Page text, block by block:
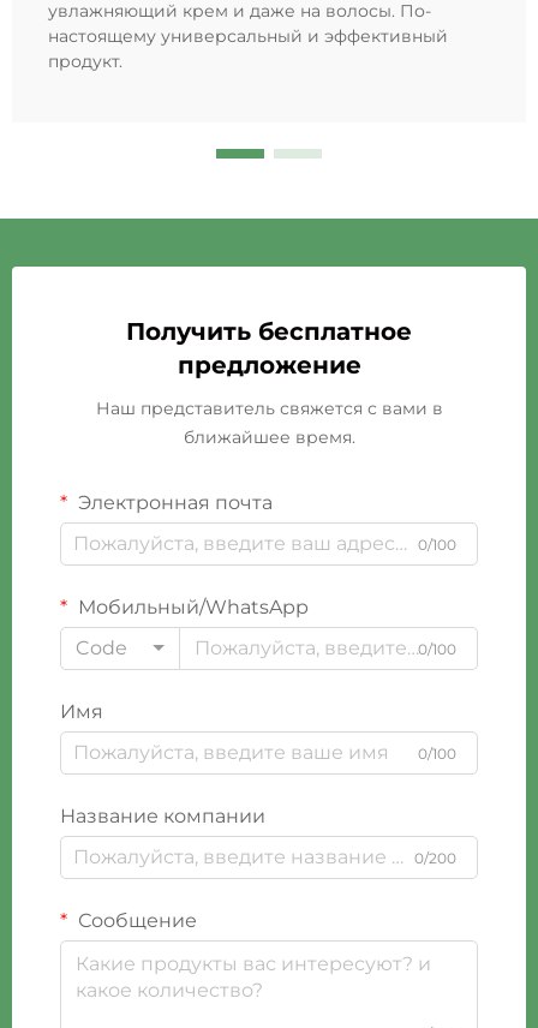
увлажняющий крем и даже на волосы. По-
настоящему универсальный и эффективный
продукт.
Получить бесплатное
предложение
Наш представитель свяжется с вами в
ближайшее время.
Электронная почта
0/100
Мобильный/WhatsApp
Code
0/100
Имя
0/100
Название компании
0/200
Сообщение